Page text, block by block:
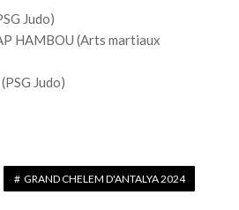
Judo)
HAMBOU (Arts martiaux
Judo)
GRAND CHELEM D'ANTALYA 2024